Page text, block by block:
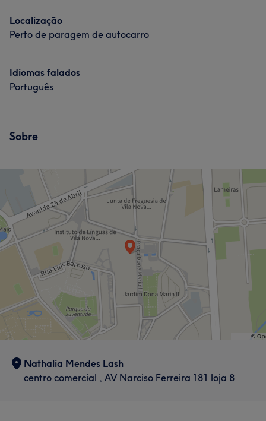
Localização
Perto de paragem de autocarro
Idiomas falados
Português
Sobre
Nathalia Mendes Lash
centro comercial , AV Narciso Ferreira 181 loja 8